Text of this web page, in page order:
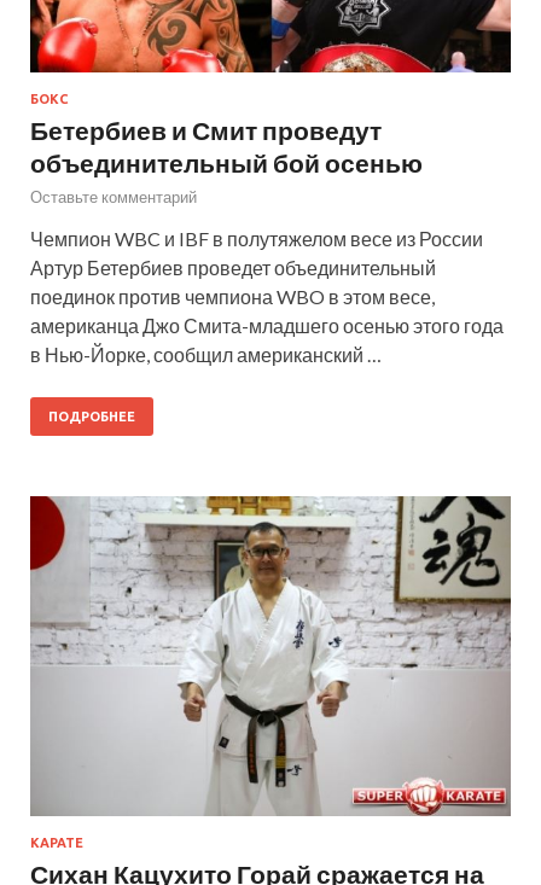
БОКС
Бетербиев и Смит проведут
объединительный бой осенью
Оставьте комментарий
Чемпион WBC и IBF в полутяжелом весе из России
Артур Бетербиев проведет объединительный
поединок против чемпиона WBO в этом весе,
американца Джо Смита-младшего осенью этого года
в Нью-Йорке, сообщил американский …
ПОДРОБНЕЕ
КАРАТЕ
Сихан Кацухито Горай сражается на